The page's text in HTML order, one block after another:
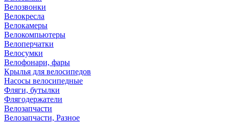
Велозвонки
Велокресла
Велокамеры
Велокомпьютеры
Велоперчатки
Велосумки
Велофонари, фары
Крылья для велосипедов
Насосы велосипедные
Фляги, бутылки
Флягодержатели
Велозапчасти
Велозапчасти, Разное